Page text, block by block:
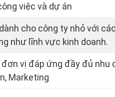
việc và dự án
cho công ty nhỏ với
như lĩnh vực kinh doanh.
vị đáp ứng đầy đủ nhu
Marketing